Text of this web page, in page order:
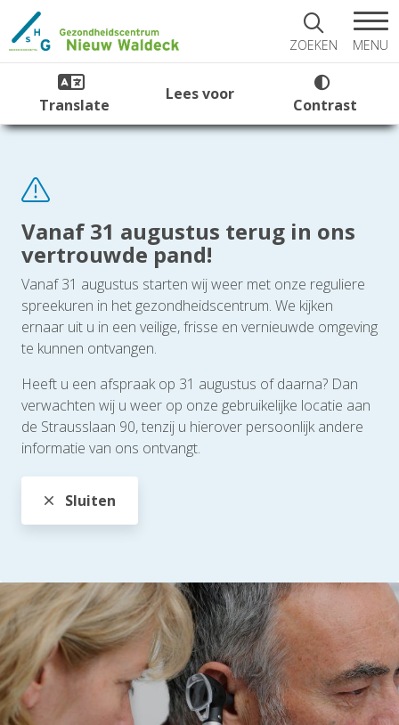
ZOEKEN MENU
Translate
Lees voor
Contrast
Vanaf 31 augustus terug in ons
vertrouwde pand!
Vanaf 31 augustus starten wij weer met onze reguliere
spreekuren in het gezondheidscentrum. We kijken
ernaar uit u in een veilige, frisse en vernieuwde omgeving
te kunnen ontvangen.
Heeft u een afspraak op 31 augustus of daarna? Dan
verwachten wij u weer op onze gebruikelijke locatie aan
de Strausslaan 90, tenzij u hierover persoonlijk andere
informatie van ons ontvangt.
Sluiten